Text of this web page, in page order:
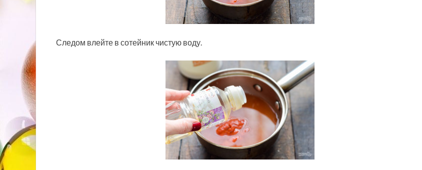
Следом влейте в сотейник чистую воду.